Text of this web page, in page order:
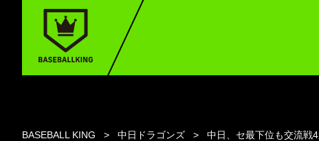
BASEBALL KING 中日ドラゴンズ 中日、セ最下位も交流戦